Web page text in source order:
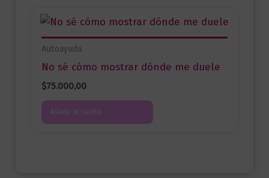
Autoayuda
No sé cómo mostrar dónde me duele
$75.000,00
Añadir al carrito